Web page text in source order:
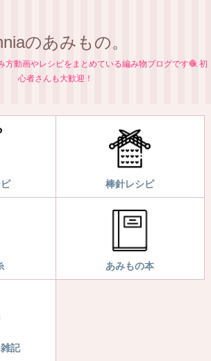
のあみもの。
方動画やレシピをまとめている編み物ブログです🧶 初
心者さんも大歓迎！
棒針レシピ
あみもの本
記